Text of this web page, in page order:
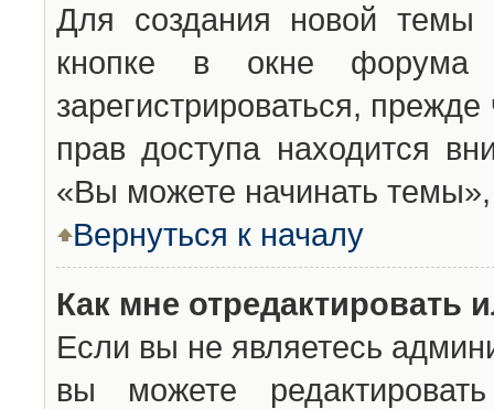
Для создания новой темы
кнопке в окне
зарегистрироваться,
прав доступа находится
«Вы можете начинать
Вернуться к началу
Как мне отредактировать
Если вы не являетесь
вы можете